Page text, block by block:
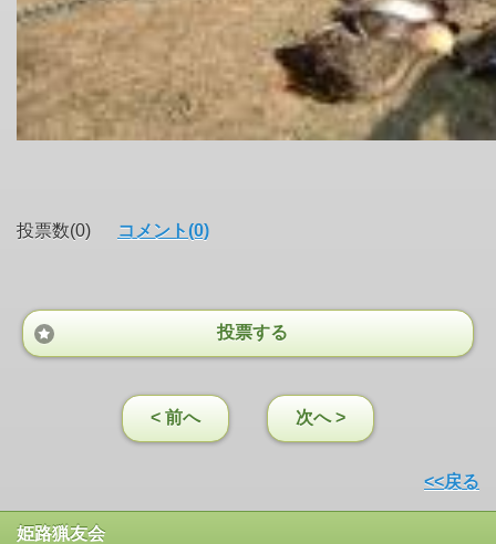
投票数(0) コメント(0)
投票する
< 前へ 次へ >
<<戻る
姫路猟友会